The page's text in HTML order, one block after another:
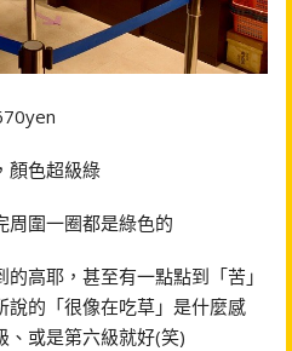
顏色超級綠
周圍一圈都是綠色的
高耶，甚至有一點點到「苦」
說的「很像在吃草」是什麼感
、或是第六級就好(笑)